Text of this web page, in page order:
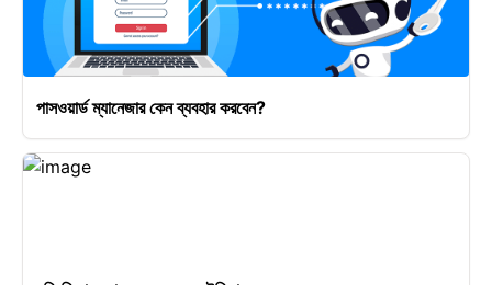
পাসওয়ার্ড ম্যানেজার কেন ব্যবহার করবেন?